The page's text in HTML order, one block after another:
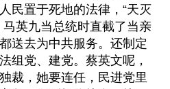
民置于死地的法律，“天灭
英九当总统时直截了当亲
送去为中共服务。还制定
组党、建党。蔡英文呢，
裁，她要连任，民进党里